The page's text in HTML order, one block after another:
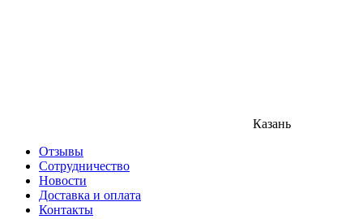
Казань
Отзывы
Сотрудничество
Новости
Доставка и оплата
Контакты